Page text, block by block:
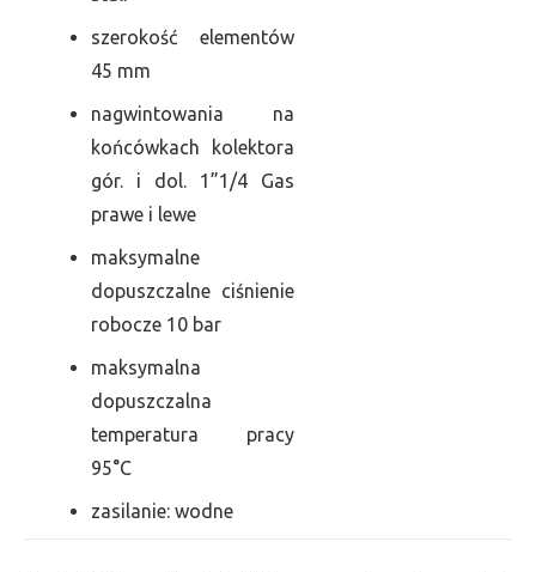
szerokość elementów
45 mm
nagwintowania na
końcówkach kolektora
gór. i dol. 1”1/4 Gas
prawe i lewe
maksymalne
dopuszczalne ciśnienie
robocze 10 bar
maksymalna
dopuszczalna
temperatura pracy
95°C
zasilanie: wodne